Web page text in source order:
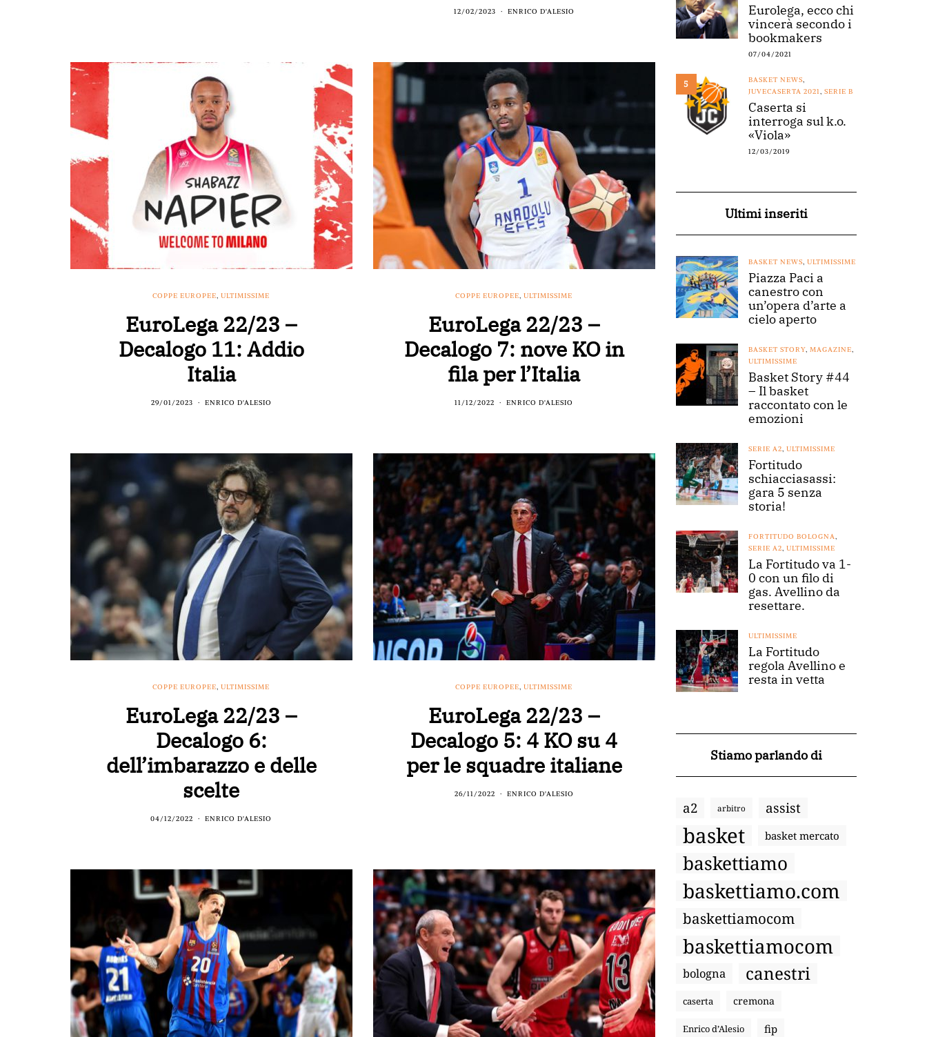
12/02/2023 ENRICO D'ALESIO
COPPE EUROPEE,ULTIMISSIME
EuroLega 22/23 –
Decalogo 11: Addio
Italia
29/01/2023 ENRICO D'ALESIO
COPPE EUROPEE,ULTIMISSIME
EuroLega 22/23 –
Decalogo 7: nove KO in
fila per l’Italia
11/12/2022 ENRICO D'ALESIO
COPPE EUROPEE ,ULTIMISSIME
EuroLega 22/23 –
Decalogo 6:
dell’imbarazzo e delle
scelte
04/12/2022 ENRICO D'ALESIO
COPPE EUROPEE ,ULTIMISSIME
EuroLega 22/23 –
Decalogo 5: 4 KO su 4
per le squadre italiane
26/11/2022 ENRICO D'ALESIO
Eurolega, ecco chi
vincerà secondo i
bookmakers
07/04/2021
5 BASKET NEWS,
JUVECASERTA 2021, SERIE B
Caserta si
interroga sul k.o.
«Viola»
12/03/2019
Ultimi inseriti
BASKET NEWS, ULTIMISSIME
Piazza Paci a
canestro con
un’opera d’arte a
cielo aperto
BASKET STORY, MAGAZINE,
ULTIMISSIME
Basket Story #44
– Il basket
raccontato con le
emozioni
SERIE A2, ULTIMISSIME
Fortitudo
schiacciasassi:
gara 5 senza
storia!
FORTITUDO BOLOGNA,
SERIE A2, ULTIMISSIME
La Fortitudo va 1-
0 con un filo di
gas. Avellino da
resettare.
ULTIMISSIME
La Fortitudo
regola Avellino e
resta in vetta
Stiamo parlando di
a2 arbitro assist
basket basket mercato
baskettiamo
baskettiamo.com
baskettiamocom
baskettiamocom
bologna canestri
caserta cremona
Enrico d’Alesio fip